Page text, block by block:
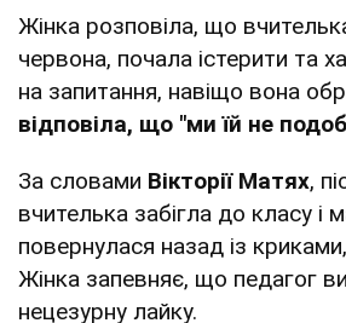
Жінка розповіла, що
червона, почала істерити та
на запитання, навіщо вона
відповіла, що "ми їй не
За словами Вікторії Матях,
вчителька забігла до класу і
повернулася назад із
Жінка запевняє, що педагог
нецезурну лайку.